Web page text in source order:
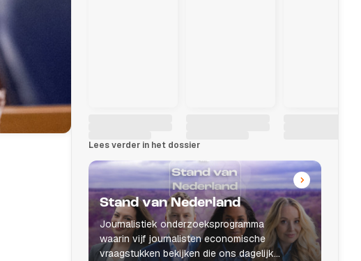
Lees verder in het dossier
Stand van Nederland
Journalistiek onderzoeksprogramma
waarin vijf journalisten economische
vraagstukken bekijken die ons dagelijks